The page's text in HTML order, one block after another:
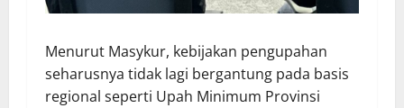
Menurut Masykur, kebijakan pengupahan
seharusnya tidak lagi bergantung pada basis
regional seperti Upah Minimum Provinsi